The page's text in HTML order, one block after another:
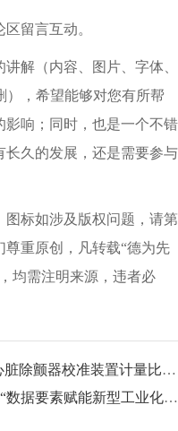
留言互动。
解（内容、图片、字体、
），希望能够对您有所帮
影响；同时，也是一个不错
长久的发展，还是需要参与
标如涉及版权问题，请第
重原创，凡转载“德为先
均需注明来源，违者必
颤器校准装置计量比对完成
能新型工业化”专题会议成功举办